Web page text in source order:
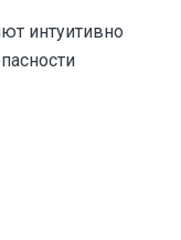
интуитивно